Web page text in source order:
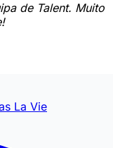
de Talent. Muito
La Vie